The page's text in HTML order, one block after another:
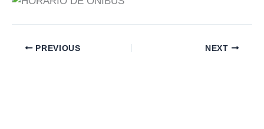
PREVIOUS NEXT